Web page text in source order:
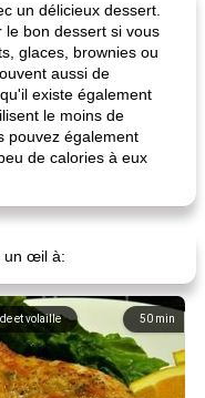
au cheddar rôti
un délicieux dessert.
le bon dessert si vous
glaces, brownies ou
aussi de
existe également
le moins de
pouvez également
de calories à eux
un œil à:
50 min
et volaille